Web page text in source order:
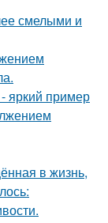
смелыми и
яркий пример
в жизнь,